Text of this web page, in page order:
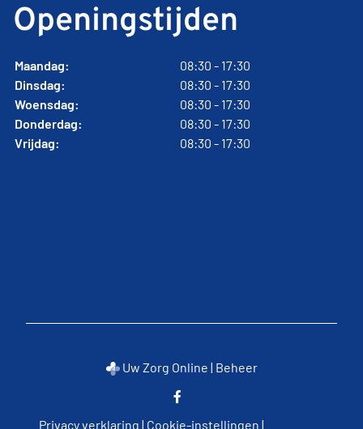
Openingstijden
Maandag:
08:30 - 17:30
Dinsdag:
08:30 - 17:30
Woensdag:
08:30 - 17:30
Donderdag:
08:30 - 17:30
Vrijdag:
08:30 - 17:30
Uw Zorg Online | Beheer
Privacy verklaring | Cookie-instellingen |